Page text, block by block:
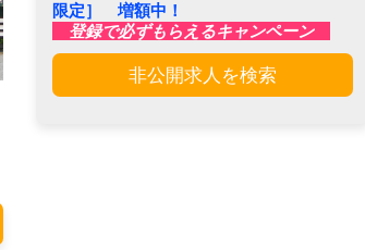
限定］ 増額中！
登録で必ずもらえるキャンペーン
非公開求人を検索